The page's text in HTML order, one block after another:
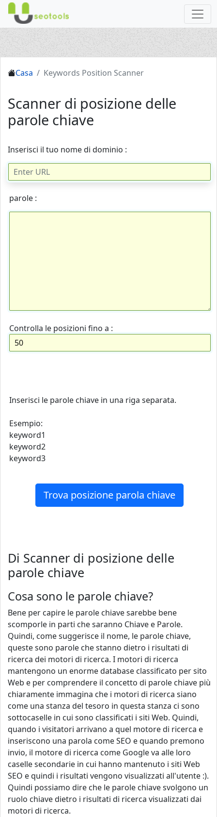
Casa Keywords Position Scanner
Scanner di posizione delle
parole chiave
Inserisci il tuo nome di dominio :
parole :
Controlla le posizioni fino a :
Inserisci le parole chiave in una riga separata.
Esempio:
keyword1
keyword2
keyword3
Trova posizione parola chiave
Di Scanner di posizione delle
parole chiave
Cosa sono le parole chiave?
Bene per capire le parole chiave sarebbe bene
scomporle in parti che saranno Chiave e Parole.
Quindi, come suggerisce il nome, le parole chiave,
queste sono parole che stanno dietro i risultati di
ricerca dei motori di ricerca. I motori di ricerca
mantengono un enorme database classificato per sito
Web e per comprendere il concetto di parole chiave più
chiaramente immagina che i motori di ricerca siano
come una stanza del tesoro in questa stanza ci sono
sottocaselle in cui sono classificati i siti Web. Quindi,
quando i visitatori arrivano a quel motore di ricerca e
inseriscono una parola come SEO e quando premono
invio, il motore di ricerca come Google va alle loro
caselle secondarie in cui hanno mantenuto i siti Web
SEO e quindi i risultati vengono visualizzati all'utente :).
Quindi possiamo dire che le parole chiave svolgono un
ruolo chiave dietro i risultati di ricerca visualizzati dai
motori di ricerca.